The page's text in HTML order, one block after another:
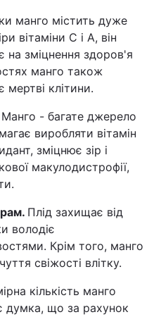
манго містить дуже
вітаміни С і А, він
на зміцнення здоров'я
манго також
мертві клітини.
Манго - багате джерело
виробляти вітамін
зміцнює зір і
макулодистрофії,
Плід захищає від
володіє
Крім того, манго
свіжості влітку.
кількість манго
думка, що за рахунок